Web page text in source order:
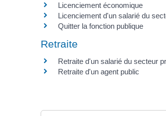
Licenciement économique
Licenciement d'un salarié du
Quitter la fonction publique
Retraite
Retraite d'un salarié du secteur
Retraite d'un agent public